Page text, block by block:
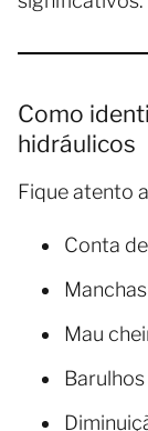
Como
hidráulicos
Fique atento
Conta
Mau